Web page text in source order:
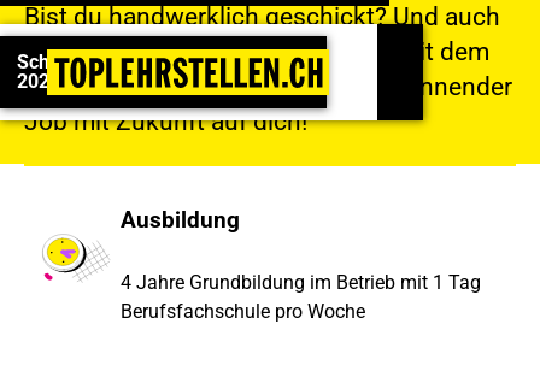
Schweizermeisterschaften 2026: Jetzt anmelden!
Schweizermeisterschaften
2026: Jetzt anmelden!
Bist du handwerklich geschickt? Und auch
nicht wasserscheu? Dann wartet mit dem
Beruf Sanitärinstallateur/-in ein spannender
Job mit Zukunft auf dich!
Ausbildung
4 Jahre Grundbildung im Betrieb mit 1 Tag
Berufsfachschule pro Woche